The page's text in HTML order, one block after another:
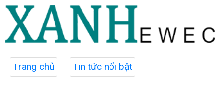
Trang chủ Tin tức nổi bật